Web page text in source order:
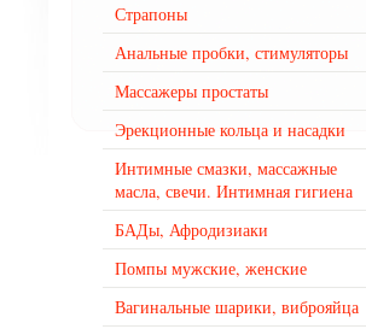
Страпоны
Анальные пробки, стимуляторы
Массажеры простаты
Эрекционные кольца и насадки
Интимные смазки, массажные
масла, свечи. Интимная гигиена
БАДы, Афродизиаки
Помпы мужские, женские
Вагинальные шарики, виброяйца